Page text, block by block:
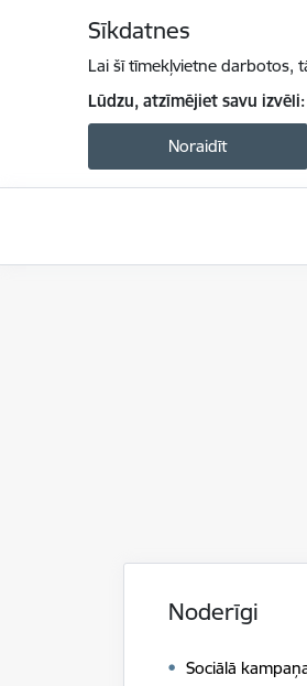
Sīkdatnes
Lai šī tīmekļvietne darbotos,
Lūdzu, atzīmējiet savu izvēli:
Noraidīt
Noderīgi
Sociālā